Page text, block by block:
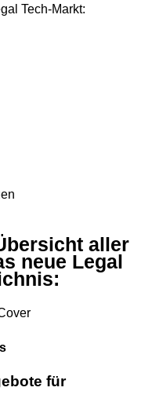
Tech-Markt:
aller
neue Legal
für